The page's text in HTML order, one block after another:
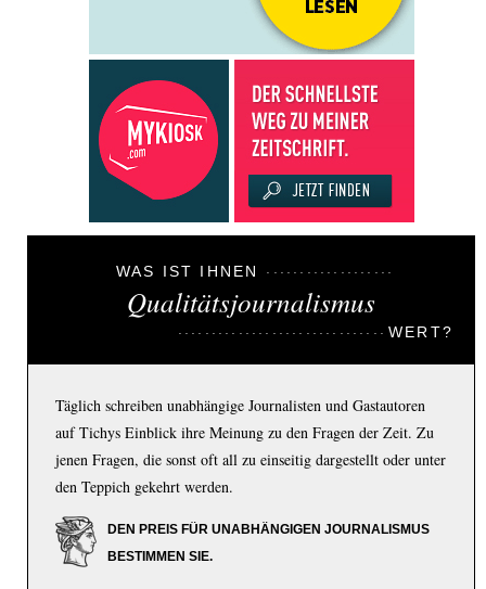
WAS IST IHNEN
Qualitätsjournalismus
WERT?
Täglich schreiben unabhängige Journalisten und Gastautoren
auf Tichys Einblick ihre Meinung zu den Fragen der Zeit. Zu
jenen Fragen, die sonst oft all zu einseitig dargestellt oder unter
den Teppich gekehrt werden.
DEN PREIS FÜR UNABHÄNGIGEN JOURNALISMUS
BESTIMMEN SIE.